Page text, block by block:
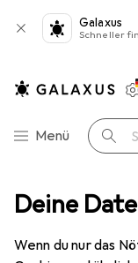
Deine
Wenn du nur das
Galaxus
Schneller
Navigation nach
Menü Suche
Baby + Eltern